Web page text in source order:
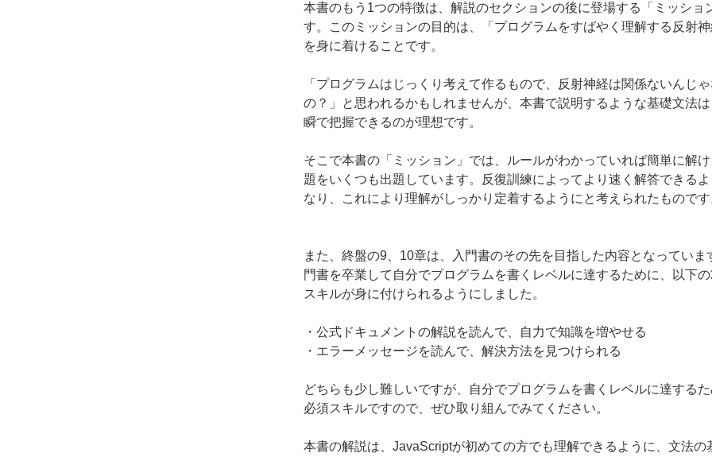
本書のもう1つの特徴は、解説のセクションの後に登場する「ミッショ
す。このミッションの目的は、「プログラムをすばやく理解する反射
を身に着けることです。
「プログラムはじっくり考えて作るもので、反射神経は関係ないんじ
の？」と思われるかもしれませんが、本書で説明するような基礎文法
瞬で把握できるのが理想です。
そこで本書の「ミッション」では、ルールがわかっていれば簡単に解
題をいくつも出題しています。反復訓練によってより速く解答できる
なり、これにより理解がしっかり定着するようにと考えられたもので
また、終盤の9、10章は、入門書のその先を目指した内容となっていま
門書を卒業して自分でプログラムを書くレベルに達するために、以下
スキルが身に付けられるようにしました。
・公式ドキュメントの解説を読んで、自力で知識を増やせる
・エラーメッセージを読んで、解決方法を見つけられる
どちらも少し難しいですが、自分でプログラムを書くレベルに達する
必須スキルですので、ぜひ取り組んでみてください。
本書の解説は、JavaScriptが初めての方でも理解できるように、文法の